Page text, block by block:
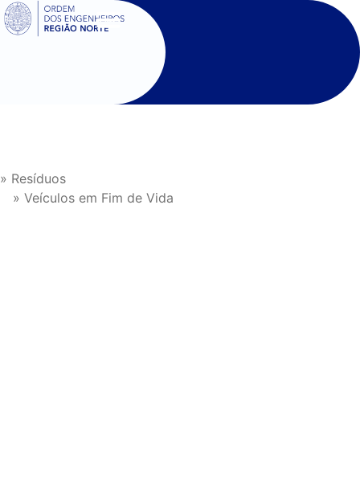
SIGOE
» Resíduos
» Veículos em Fim de Vida